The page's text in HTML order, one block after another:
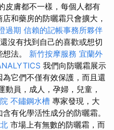
皮膚都不一樣，每個人都有
和藥房的防曬霜只會擴大，
過期 信賴的記帳事務所夥伴
沒有找到自己的喜歡或想切
法。 新竹按摩服務 宜蘭外
我們向防曬霜展示
它們不僅有效保護，而且還
員，成人，孕婦，兒童，
不鏽鋼水槽 專家發現，大
有化學活性成分的防曬霜。
市場上有無數的防曬霜，而